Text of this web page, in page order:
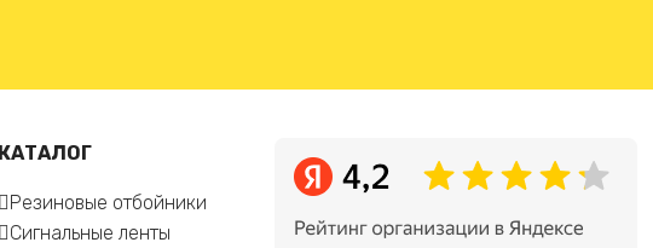
КАТАЛОГ
Резиновые отбойники
Сигнальные ленты